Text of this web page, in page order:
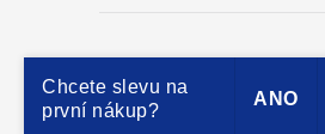
Chcete slevu na
první nákup?
ANO